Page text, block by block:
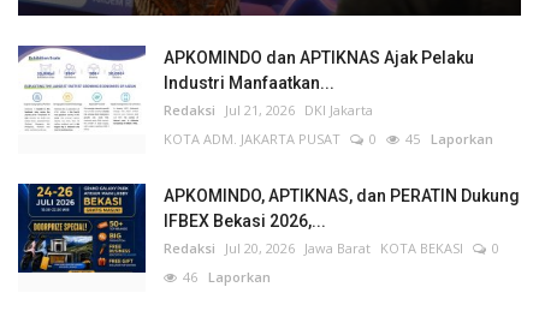
APKOMINDO dan APTIKNAS Ajak Pelaku
Industri Manfaatkan...
Redaksi Jul 21, 2026 DKI Jakarta
KOTA ADM. JAKARTA PUSAT
0 45 Laporkan
APKOMINDO, APTIKNAS, dan PERATIN Dukung
IFBEX Bekasi 2026,...
Redaksi Jul 20, 2026 Jawa Barat KOTA BEKASI
0
46 Laporkan